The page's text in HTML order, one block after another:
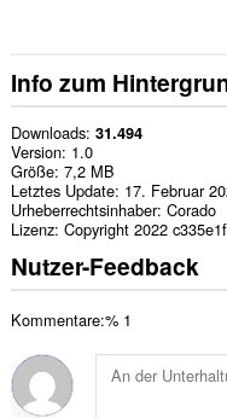
Info zum
Downloads 31.494
Version 1.0
Größe 7,2 MB
Letztes Update 17. Februar
Urheberrechtsinhaber Corado
Lizenz Copyright 2022
Nutzer-Feedback
Kommentare:% 1